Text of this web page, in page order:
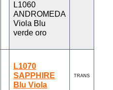
L1060
ANDROMEDA
Viola Blu
verde oro
L1070
SAPPHIRE
Blu Viola
TRANS